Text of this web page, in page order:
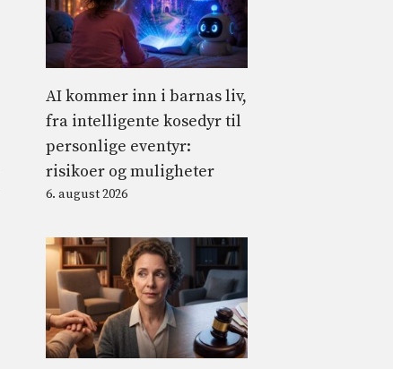
AI kommer inn i barnas liv,
fra intelligente kosedyr til
personlige eventyr:
risikoer og muligheter
6. august 2026